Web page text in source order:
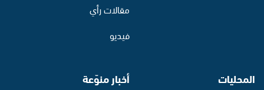
مقالات رأي
فيديو
المحليات أخبار منوّعة